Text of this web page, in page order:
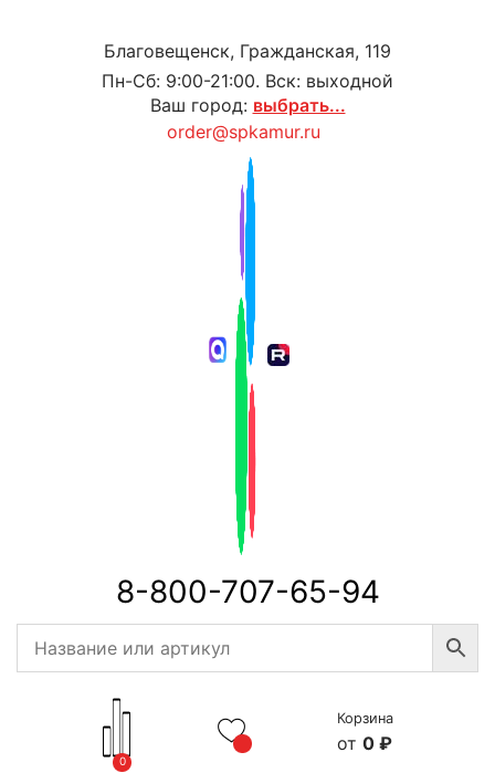
Благовещенск, Гражданская, 119
Пн-Сб: 9:00-21:00. Вск: выходной
Ваш город: выбрать...
order@spkamur.ru
8-800-707-65-94
0
Корзина
0 ₽